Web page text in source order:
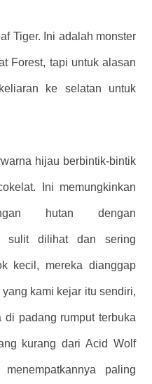
Tiger. Ini adalah monster
Forest, tapi untuk alasan
ke selatan untuk
hijau berbintik-bintik
Ini memungkinkan
hutan dengan
sulit dilihat dan sering
kecil, mereka dianggap
kami kejar itu sendiri,
padang rumput terbuka
kurang dari Acid Wolf
paling